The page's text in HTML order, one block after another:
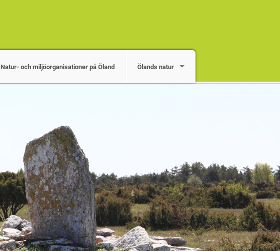
Natur- och miljöorganisationer på Öland Ölands natur